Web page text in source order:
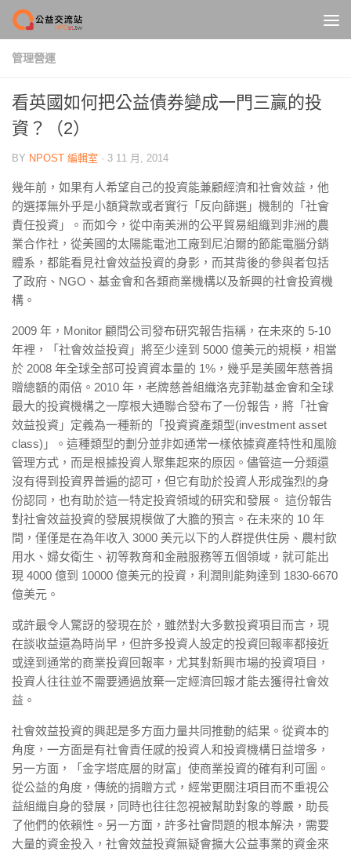
Skip to content
管理營運
看英國如何把公益債券變成一門三贏的投
資？（2）
BY NPOST 編輯室 · 3 11 月, 2014
幾年前，如果有人希望自己的投資能兼顧經濟和社會效益，他
的選擇無外乎是小額貸款或者實行「反向篩選」機制的「社會
責任投資」。而如今，從中南美洲的公平貿易組織到非洲的農
業合作社，從美國的太陽能電池工廠到尼泊爾的節能電腦分銷
體系，都能看見社會效益投資的身影，而其背後的參與者包括
了政府、NGO、基金會和各類商業機構以及新興的社會投資機
構。
2009 年，Monitor 顧問公司發布研究報告指稱，在未來的 5-10
年裡，「社會效益投資」將至少達到 5000 億美元的規模，相當
於 2008 年全球全部可投資資本量的 1%，幾乎是美國年慈善捐
贈總額的兩倍。2010 年，老牌慈善組織洛克菲勒基金會和全球
最大的投資機構之一摩根大通聯合發布了一份報告，將「社會
效益投資」定義為一種新的「投資資產類型(investment asset
class)」。這種類型的劃分並非如通常一樣依據資產特性和風險
管理方式，而是根據投資人聚集起來的原因。儘管這一分類還
沒有得到投資界普遍的認可，但它有助於投資人形成強烈的身
份認同，也有助於這一特定投資領域的研究和發展。 這份報告
對社會效益投資的發展規模做了大膽的預言。在未來的 10 年
間，僅僅是在為年收入 3000 美元以下的人群提供住房、農村飲
用水、婦女衛生、初等教育和金融服務等五個領域，就可能出
現 4000 億到 10000 億美元的投資，利潤則能夠達到 1830-6670
億美元。
或許最令人驚訝的發現在於，雖然對大多數投資項目而言，現
在談收益還為時尚早，但許多投資人設定的投資回報率都接近
或達到通常的商業投資回報率，尤其對新興市場的投資項目，
投資人往往並不需要通過放棄一定經濟回報才能去獲得社會效
益。
社會效益投資的興起是多方面力量共同推動的結果。從資本的
角度，一方面是有社會責任感的投資人和投資機構日益增多，
另一方面，「金字塔底層的財富」使商業投資的確有利可圖。
從公益的角度，傳統的捐贈方式，經常更關注項目而不重視公
益組織自身的發展，同時也往往忽視被幫助對象的尊嚴，助長
了他們的依賴性。另一方面，許多社會問題的根本解決，需要
大量的資金投入，社會效益投資無疑會擴大公益事業的資金來